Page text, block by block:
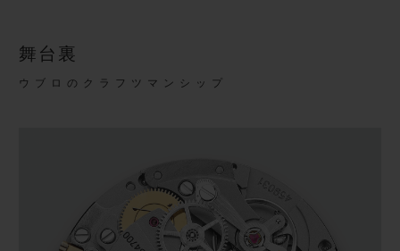
舞台裏
ウブロのクラフツマンシップ